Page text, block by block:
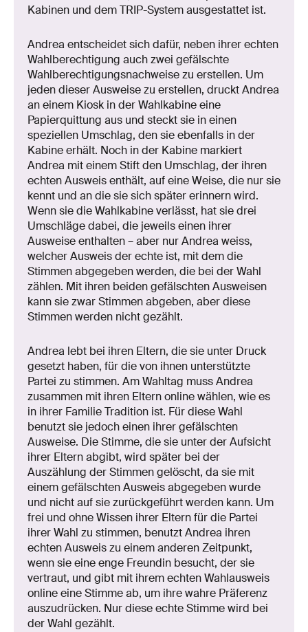
Kabinen und dem TRIP-System ausgestattet ist.
Andrea entscheidet sich dafür, neben ihrer echten
Wahlberechtigung auch zwei gefälschte
Wahlberechtigungsnachweise zu erstellen. Um
jeden dieser Ausweise zu erstellen, druckt Andrea
an einem Kiosk in der Wahlkabine eine
Papierquittung aus und steckt sie in einen
speziellen Umschlag, den sie ebenfalls in der
Kabine erhält. Noch in der Kabine markiert
Andrea mit einem Stift den Umschlag, der ihren
echten Ausweis enthält, auf eine Weise, die nur sie
kennt und an die sie sich später erinnern wird.
Wenn sie die Wahlkabine verlässt, hat sie drei
Umschläge dabei, die jeweils einen ihrer
Ausweise enthalten – aber nur Andrea weiss,
welcher Ausweis der echte ist, mit dem die
Stimmen abgegeben werden, die bei der Wahl
zählen. Mit ihren beiden gefälschten Ausweisen
kann sie zwar Stimmen abgeben, aber diese
Stimmen werden nicht gezählt.
Andrea lebt bei ihren Eltern, die sie unter Druck
gesetzt haben, für die von ihnen unterstützte
Partei zu stimmen. Am Wahltag muss Andrea
zusammen mit ihren Eltern online wählen, wie es
in ihrer Familie Tradition ist. Für diese Wahl
benutzt sie jedoch einen ihrer gefälschten
Ausweise. Die Stimme, die sie unter der Aufsicht
ihrer Eltern abgibt, wird später bei der
Auszählung der Stimmen gelöscht, da sie mit
einem gefälschten Ausweis abgegeben wurde
und nicht auf sie zurückgeführt werden kann. Um
frei und ohne Wissen ihrer Eltern für die Partei
ihrer Wahl zu stimmen, benutzt Andrea ihren
echten Ausweis zu einem anderen Zeitpunkt,
wenn sie eine enge Freundin besucht, der sie
vertraut, und gibt mit ihrem echten Wahlausweis
online eine Stimme ab, um ihre wahre Präferenz
auszudrücken. Nur diese echte Stimme wird bei
der Wahl gezählt.